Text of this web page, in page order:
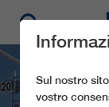
Sul nostro
vostro